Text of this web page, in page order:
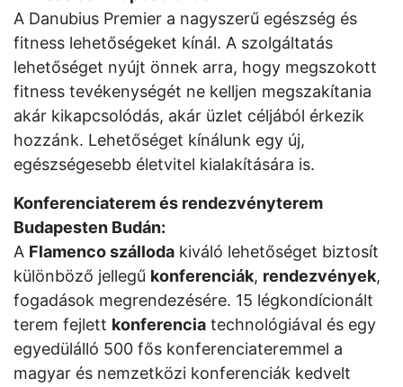
A Danubius Premier a nagyszerű egészség és
fitness lehetőségeket kínál. A szolgáltatás
lehetőséget nyújt önnek arra, hogy megszokott
fitness tevékenységét ne kelljen megszakítania
akár kikapcsolódás, akár üzlet céljából érkezik
hozzánk. Lehetőséget kínálunk egy új,
egészségesebb életvitel kialakítására is.
Konferenciaterem és rendezvényterem
Budapesten Budán:
A Flamenco szálloda kiváló lehetőséget biztosít
különböző jellegű konferenciák, rendezvények,
fogadások megrendezésére. 15 légkondícionált
terem fejlett konferencia technológiával és egy
egyedülálló 500 fős konferenciateremmel a
magyar és nemzetközi konferenciák kedvelt